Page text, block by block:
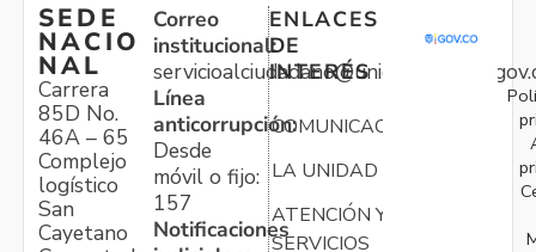
SEDE
NACIO
NAL
Carrera
85D No.
46A – 65
Complejo
logístico
San
Cayetano
Correo
institucional:
Línea
anticorrupción:
Desde
móvil o fijo:
157
Notificaciones
ENLACES
DE
INTERÉS
COMUNICACIONES
LA UNIDAD
ATENCIÓN Y
SERVICIOS